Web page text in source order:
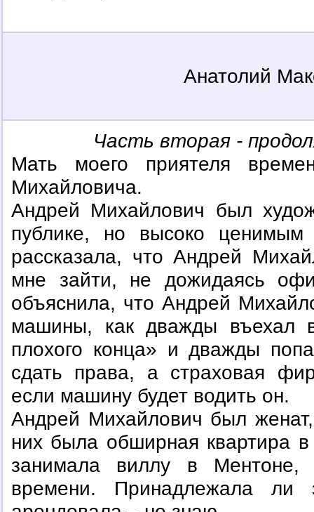
Анатолий
Часть вторая -
Мать моего приятеля
Михайловича.
Андрей Михайлович был
публике, но высоко
рассказала, что Андрей
мне зайти, не дожидаясь
объяснила, что Андрей
машины, как дважды въехал
плохого конца» и дважды
сдать права, а страховая
если машину будет водить он.
Андрей Михайлович был
них была обширная квартира
занимала виллу в Ментоне,
времени. Принадлежала